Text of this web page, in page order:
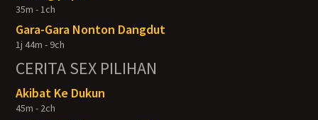
35m - 1ch
Gara-Gara Nonton Dangdut
1j 44m - 9ch
CERITA SEX PILIHAN
Akibat Ke Dukun
45m - 2ch